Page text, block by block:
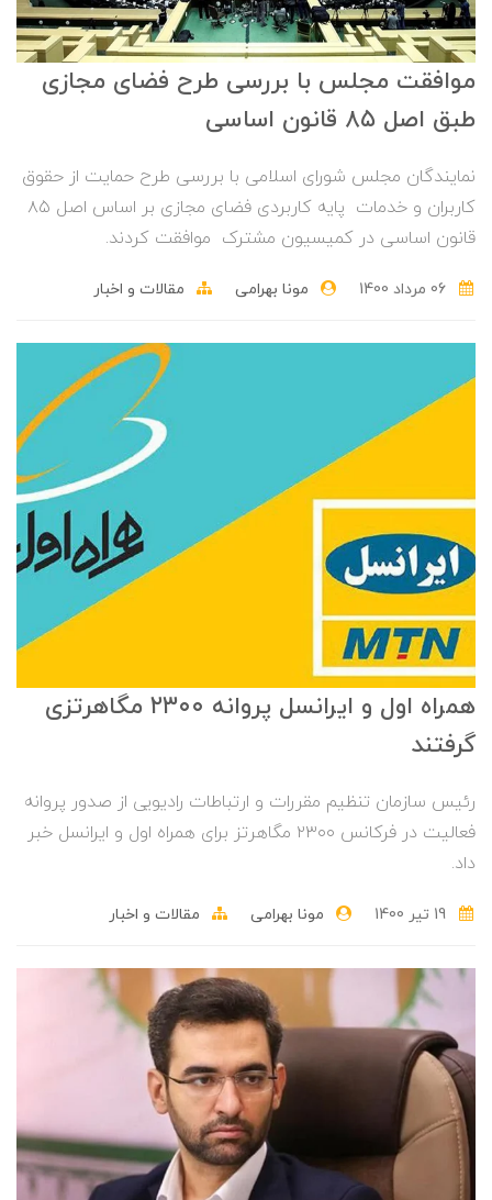
موافقت مجلس با بررسی طرح فضای مجازی
طبق اصل ۸۵ قانون اساسی
نمایندگان مجلس شورای اسلامی با بررسی طرح حمایت از حقوق
کاربران و خدمات پایه کاربردی فضای مجازی بر اساس اصل ۸۵
قانون اساسی در کمیسیون مشترک موافقت کردند.
مونا بهرامی مقالات و اخبار
همراه اول و ایرانسل پروانه ۲۳۰۰ مگاهرتزی
گرفتند
رئیس سازمان تنظیم مقررات و ارتباطات رادیویی از صدور پروانه
فعالیت در فرکانس ۲۳۰۰ مگاهرتز برای همراه اول و ایرانسل خبر
داد.
مونا بهرامی مقالات و اخبار